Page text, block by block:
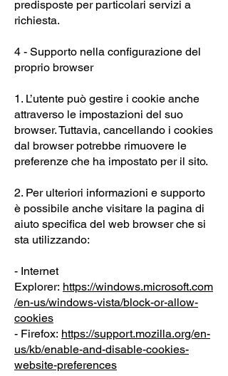
predisposte per particolari servizi a
richiesta.
4 - Supporto nella configurazione del
proprio browser
1. L’utente può gestire i cookie anche
attraverso le impostazioni del suo
browser. Tuttavia, cancellando i cookies
dal browser potrebbe rimuovere le
preferenze che ha impostato per il sito.
2. Per ulteriori informazioni e supporto
è possibile anche visitare la pagina di
aiuto specifica del web browser che si
sta utilizzando:
- Internet
Explorer: https://windows.microsoft.com
/en-us/windows-vista/block-or-allow-
cookies
- Firefox: https://support.mozilla.org/en-
us/kb/enable-and-disable-cookies-
website-preferences